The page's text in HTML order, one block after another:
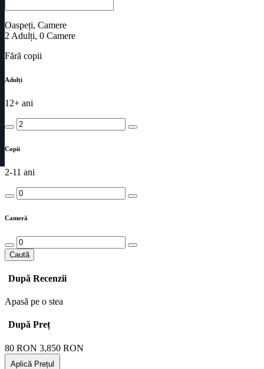
Oaspeți, Camere
2 Adulți, 0 Camere
Fără copii
Adulți
12+ ani
Copii
2-11 ani
Cameră
Caută
După Recenzii
Apasă pe o stea
După Preț
80 RON 3,850 RON
Aplică Prețul